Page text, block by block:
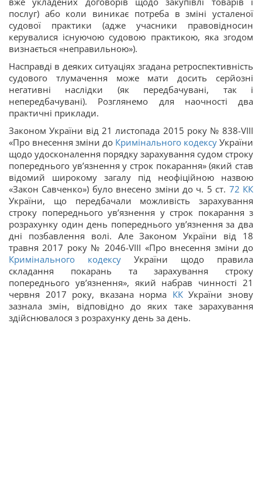
послуг) або коли виникає потреба в зміні усталеної
судової практики (адже учасники правовідносин
керувалися існуючою судовою практикою, яка згодом
визнається «неправильною»).
Насправді в деяких ситуаціях згадана ретроспективність
судового тлумачення може мати досить серйозні
негативні наслідки (як передбачувані, так і
непередбачувані). Розглянемо для наочності два
практичні приклади.
Законом України від 21 листопада 2015 року № 838-VIII
«Про внесення зміни до Кримінального кодексу України
щодо удосконалення порядку зарахування судом строку
попереднього ув’язнення у строк покарання» (який став
відомий широкому загалу під неофіційною назвою
«Закон Савченко») було внесено зміни до ч. 5 ст. 72 КК
України, що передбачали можливість зарахування
строку попереднього ув’язнення у строк покарання з
розрахунку один день попереднього ув’язнення за два
дні позбавлення волі. Але Законом України від 18
травня 2017 року № 2046-VIII «Про внесення зміни до
Кримінального кодексу України щодо правила
складання покарань та зарахування строку
попереднього ув’язнення», який набрав чинності 21
червня 2017 року, вказана норма ККУкраїни знову
зазнала змін, відповідно до яких таке зарахування
здійснювалося з розрахунку день за день.